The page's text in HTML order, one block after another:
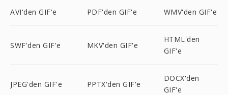
AVI'den GIF'e PDF'den GIF'e WMV'den GIF'e
SWF'den GIF'e MKV'den GIF'e
HTML'den
GIF'e
JPEG'den GIF'e PPTX'den GIF'e
DOCX'den
GIF'e